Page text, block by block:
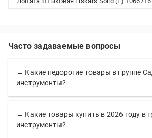
Часто задаваемые вопросы
→ Какие недорогие товары в группе
инструменты?
→ Какие товары купить в 2026 году в
инструменты?